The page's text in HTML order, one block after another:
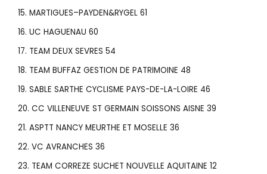
15. MARTIGUES–PAYDEN&RYGEL 61
16. UC HAGUENAU 60
17. TEAM DEUX SEVRES 54
18. TEAM BUFFAZ GESTION DE PATRIMOINE 48
19. SABLE SARTHE CYCLISME PAYS-DE-LA-LOIRE 46
20. CC VILLENEUVE ST GERMAIN SOISSONS AISNE 39
21. ASPTT NANCY MEURTHE ET MOSELLE 36
22. VC AVRANCHES 36
23. TEAM CORREZE SUCHET NOUVELLE AQUITAINE 12